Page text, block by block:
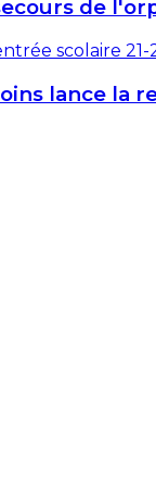
de
lance la